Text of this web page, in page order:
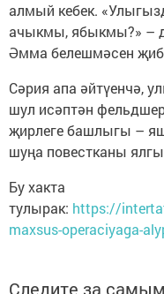
алмый кебек.
ачыкмы, ябыкмы?» –
Әмма белешмәсен
Сәрия апа әйтүенчә,
шул исәптән
җирлеге башлыгы –
шуңа повестканы
Бу хакта
тулырак: https://
maxsus-operaciyaga-
Следите за